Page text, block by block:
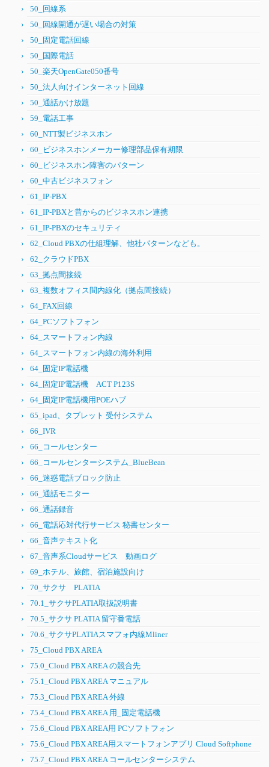
50_回線系
50_回線開通が遅い場合の対策
50_固定電話回線
50_国際電話
50_楽天OpenGate050番号
50_法人向けインターネット回線
50_通話かけ放題
59_電話工事
60_NTT製ビジネスホン
60_ビジネスホンメーカー修理部品保有期限
60_ビジネスホン障害のパターン
60_中古ビジネスフォン
61_IP-PBX
61_IP-PBXと昔からのビジネスホン連携
61_IP-PBXのセキュリティ
62_Cloud PBXの仕組理解、他社パターンなども。
62_クラウドPBX
63_拠点間接続
63_複数オフィス間内線化（拠点間接続）
64_FAX回線
64_PCソフトフォン
64_スマートフォン内線
64_スマートフォン内線の海外利用
64_固定IP電話機
64_固定IP電話機 ACT P123S
64_固定IP電話機用POEハブ
65_ipad、タブレット 受付システム
66_IVR
66_コールセンター
66_コールセンターシステム_BlueBean
66_迷惑電話ブロック防止
66_通話モニター
66_通話録音
66_電話応対代行サービス 秘書センター
66_音声テキスト化
67_音声系Cloudサービス 動画ログ
69_ホテル、旅館、宿泊施設向け
70_サクサ PLATIA
70.1_サクサPLATIA取扱説明書
70.5_サクサ PLATIA 留守番電話
70.6_サクサPLATIAスマフォ内線Mliner
75_Cloud PBX AREA
75.0_Cloud PBX AREA の競合先
75.1_Cloud PBX AREA マニュアル
75.3_Cloud PBX AREA 外線
75.4_Cloud PBX AREA 用_固定電話機
75.6_Cloud PBX AREA用 PCソフトフォン
75.6_Cloud PBX AREA用スマートフォンアプリ Cloud Softphone
75.7_Cloud PBX AREA コールセンターシステム